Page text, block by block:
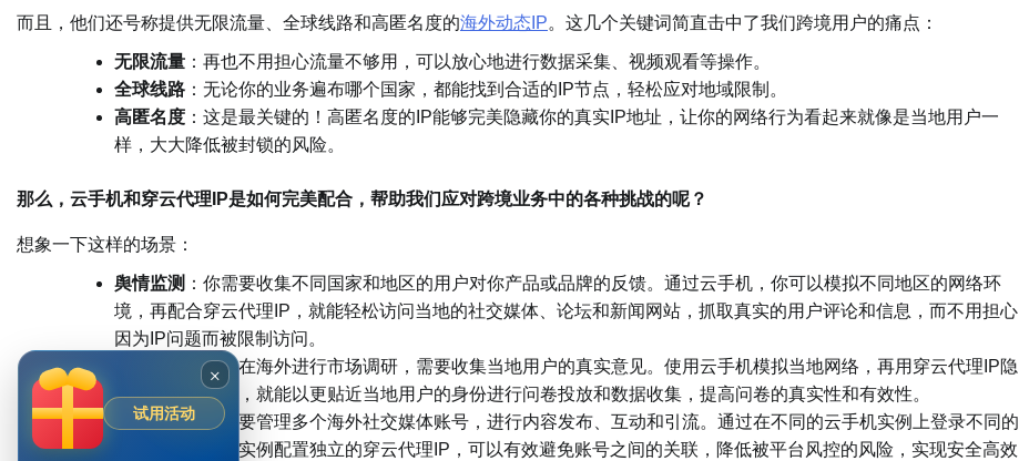
而且，他们还号称提供无限流量、全球线路和高匿名度的海外动态IP。这几个关键词简直击中了我们跨境用户的痛点：
无限流量 ：再也不用担心流量不够用，可以放心地进行数据采集、视频观看等操作。
全球线路 ：无论你的业务遍布哪个国家，都能找到合适的IP节点，轻松应对地域限制。
高匿名度 ：这是最关键的！高匿名度的IP能够完美隐藏你的真实IP地址，让你的网络行为看起来就像是当地用户一
样，大大降低被封锁的风险。
那么，云手机和穿云代理IP是如何完美配合，帮助我们应对跨境业务中的各种挑战的呢？
想象一下这样的场景：
舆情监测 ：你需要收集不同国家和地区的用户对你产品或品牌的反馈。通过云手机，你可以模拟不同地区的网络环
境，再配合穿云代理IP，就能轻松访问当地的社交媒体、论坛和新闻网站，抓取真实的用户评论和信息，而不用担心
因为IP问题而被限制访问。
：你想在海外进行市场调研，需要收集当地用户的真实意见。使用云手机模拟当地网络，再用穿云代理IP隐
藏你的真实身份，就能以更贴近当地用户的身份进行问卷投放和数据收集，提高问卷的真实性和有效性。
社媒管理：你需要管理多个海外社交媒体账号，进行内容发布、互动和引流。通过在不同的云手机实例上登录不同的
账号，并为每个实例配置独立的穿云代理IP，可以有效避免账号之间的关联，降低被平台风控的风险，实现安全高效
×
试用活动